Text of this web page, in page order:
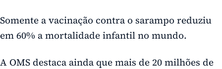
Somente a vacinação contra o sarampo reduziu
em 60% a mortalidade infantil no mundo.
A OMS destaca ainda que mais de 20 milhões de